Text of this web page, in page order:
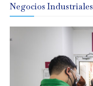
Negocios Industriales